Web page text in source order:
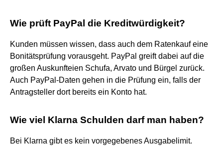
Wie prüft PayPal die Kreditwürdigkeit?
Kunden müssen wissen, dass auch dem Ratenkauf eine
Bonitätsprüfung vorausgeht. PayPal greift dabei auf die
großen Auskunfteien Schufa, Arvato und Bürgel zurück.
Auch PayPal-Daten gehen in die Prüfung ein, falls der
Antragsteller dort bereits ein Konto hat.
Wie viel Klarna Schulden darf man haben?
Bei Klarna gibt es kein vorgegebenes Ausgabelimit.